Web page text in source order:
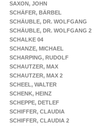
SAXON, JOHN
SCHÄFER, BÄRBEL
SCHÄUBLE, DR. WOLFGANG
SCHÄUBLE, DR. WOLFGANG 2
SCHALKE 04
SCHANZE, MICHAEL
SCHARPING, RUDOLF
SCHAUTZER, MAX
SCHAUTZER, MAX 2
SCHEEL, WALTER
SCHENK, HEINZ
SCHEPPE, DETLEF
SCHIFFER, CLAUDIA
SCHIFFER, CLAUDIA 2